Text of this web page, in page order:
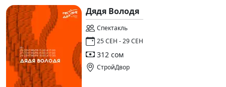
Дядя Володя
Спектакль
25 СЕН - 29 СЕН
312 сом
СтройДвор